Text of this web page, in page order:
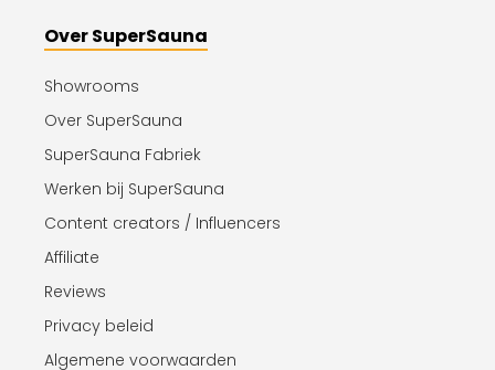
Over SuperSauna
Showrooms
Over SuperSauna
SuperSauna Fabriek
Werken bij SuperSauna
Content creators / Influencers
Affiliate
Reviews
Privacy beleid
Algemene voorwaarden